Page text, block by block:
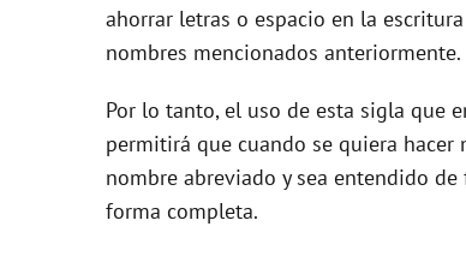
ahorrar letras o espacio en la
nombres mencionados anteriormente.
Por lo tanto, el uso de esta sigla que
permitirá que cuando se quiera hacer
nombre abreviado y sea entendido
forma completa.